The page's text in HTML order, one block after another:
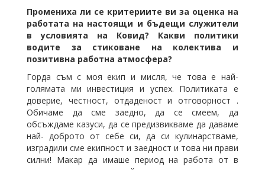
Промениха ли се критериите ви за оценка на
работата на настоящи и бъдещи служители
в условията на Ковид? Какви политики
водите за стиковане на колектива и
позитивна работна атмосфера?
Горда съм с моя екип и мисля, че това е най-
голямата ми инвестиция и успех. Политиката е
доверие, честност, отдаденост и отговорност .
Обичаме да сме заедно, да се смеем, да
обсъждаме казуси, да се предизвикваме да даваме
най- доброто от себе си, да си кулинарстваме,
изградили сме екипност и заедност и това ни прави
силни! Макар да имаше период на работа от в